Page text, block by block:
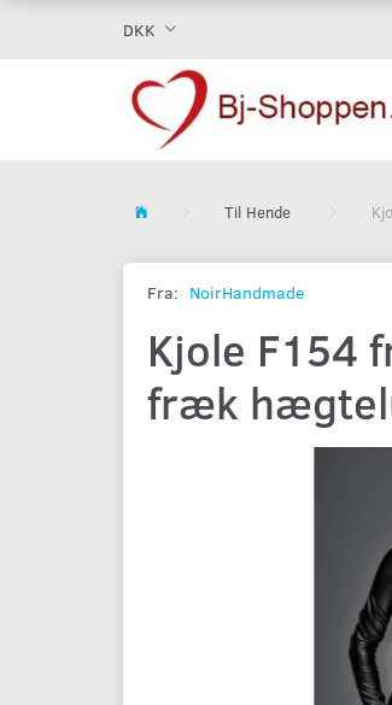
DKK
Til Hende
Fra: NoirHandmade
Kjole F154
fræk